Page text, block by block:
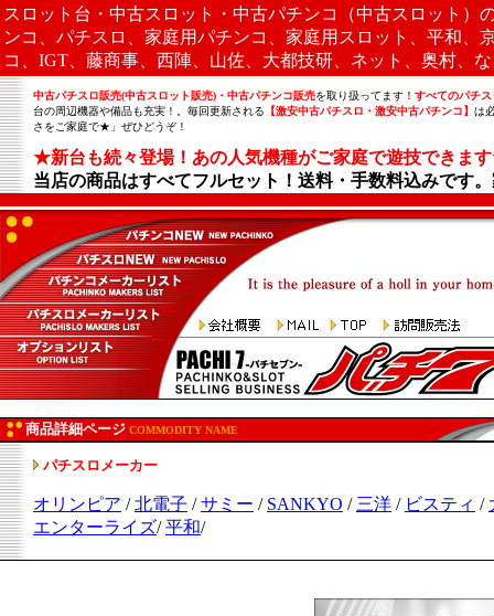
スロット台・中古スロット・中古パチンコ（中古スロット
ンコ、パチスロ、家庭用パチンコ、家庭用スロット、平和
コ、IGT、藤商事、西陣、山佐、大都技研、ネット、奥村、
中古パチスロ販売(中古スロット販売)・中古パチンコ販売を取り扱ってます！ すべてのパチ
台の周辺機器や備品も充実！。毎回更新される 【激安中古パチスロ・激安中古パチンコ】 は
さをご家庭で★」ぜひどうぞ！
★新台も続々登場！あの人気機種がご家庭で遊技できま
当店の商品はすべてフルセット！送料・手数料込みです
商品詳細ページ COMMODITY NAME
パチスロメーカー
オリンピア /北電子 /サミー / SANKYO / 三洋 / ビスティ /
エンターライズ/平和/